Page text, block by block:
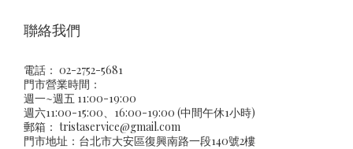
聯絡我們
電話： 02-2752-5681
門市營業時間：
週一~週五 11:00-19:00
週六11:00-15:00、16:00-19:00 (中間午休1小時)
郵箱： tristaservice@gmail.com
門市地址：台北市大安區復興南路一段140號2樓